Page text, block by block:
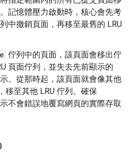
記憶體壓力啟動時，核心會先考
中撤銷頁面，再移至最舊的 LRU
佇列中的頁面，該頁面會移出佇
頁面佇列，並失去先前顯示的
。從那時起，該頁面就會像其他
移至其他 LRU 佇列。確保
不會錯誤地覆寫網頁的實際存取